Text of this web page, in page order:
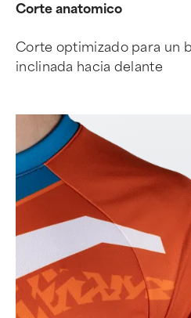
Corte anatomico
Corte optimizado para un
inclinada hacia delante